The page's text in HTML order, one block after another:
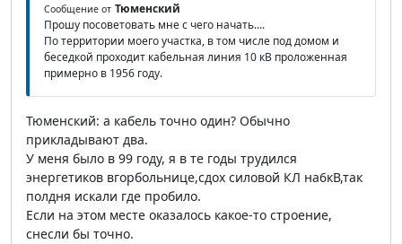
Сообщение от Тюменский
Прошу посоветовать мне с чего начать....
По территории моего участка, в том числе под домом и
беседкой проходит кабельная линия 10 кВ проложенная
примерно в 1956 году.
Тюменский: а кабель точно один? Обычно
прикладывают два.
У меня было в 99 году, я в те годы трудился
энергетиков вгорбольнице,сдох силовой КЛ на6кВ,так
полдня искали где пробило.
Если на этом месте оказалось какое-то строение,
снесли бы точно.